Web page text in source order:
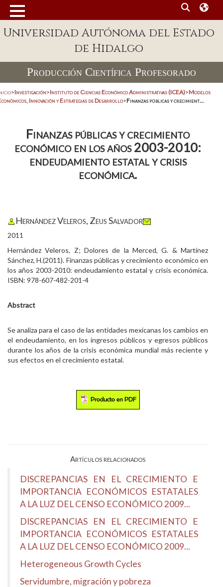
Universidad Autónoma del Estado
de Hidalgo
Producción Científica Profesorado
>Investigación>Instituto de Ciencias Económico Administrativas (ICEA)>Modelos
Innovación y Estrategias de Desarrollo>Finanzas públicas y crecimient...
Finanzas públicas y crecimiento
económico en los años 2003-2010:
endeudamiento estatal y crisis
económica.
Hernández Veleros, Zeus Salvador
2011
Hernández Veleros, Z; Dolores de la Merced, G. & Martínez
Sánchez, H.(2011). Finanzas públicas y crecimiento económico en
los años 2003-2010: endeudamiento estatal y crisis económica.
ISBN: 978-607-482-201-4
Abstract
Se analiza para el caso de las entidades mexicanas los cambios en
el endeudamiento, en los ingresos públicos y egresos públicos
durante los años de la crisis económica mundial más reciente y
sus efectos en el crecimiento estatal.
Artículos relacionados
DISCREPANCIAS EN EL CRECIMIENTO E
IMPORTANCIA ECONÓMICOS ESTATALES
A LA LUZ DEL CENSO ECONÓMICO 2009...
DISCREPANCIAS EN EL CRECIMIENTO E
IMPORTANCIA ECONÓMICOS ESTATALES
A LA LUZ DEL CENSO ECONÓMICO 2009...
Heterogeneous Growth Cycles
Servidumbre, migración y pobreza